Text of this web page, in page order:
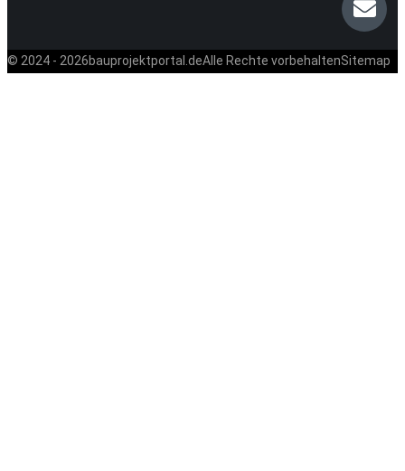
© 2024 - 2026bauprojektportal.deAlle Rechte vorbehaltenSitemap